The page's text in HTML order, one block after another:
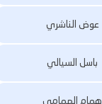
عوض الناشري
باسل السيالي
همام الهمامي